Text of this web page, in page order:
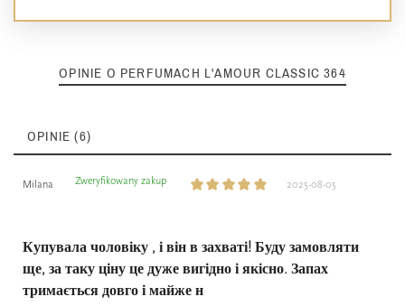
OPINIE O PERFUMACH L'AMOUR CLASSIC 364
OPINIE (6)
Milana Zweryfikowany zakup 2025-08-05
Купувала чоловіку , і він в захваті! Буду замовляти
ще, за таку ціну це дуже вигідно і якісно. Запах
тримається довго і майже н